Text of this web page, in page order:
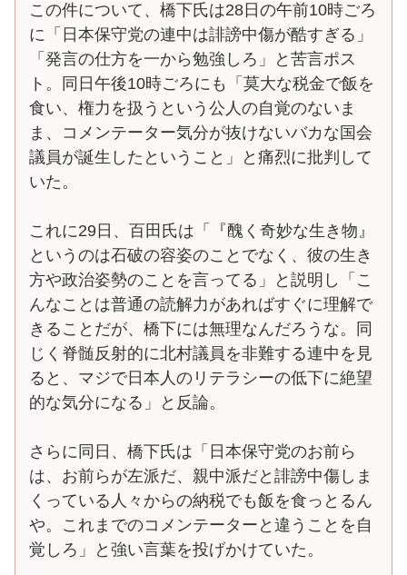
この件について、橋下氏は28日の午前10時ごろ
に「日本保守党の連中は誹謗中傷が酷すぎる」
「発言の仕方を一から勉強しろ」と苦言ポス
ト。同日午後10時ごろにも「莫大な税金で飯を
食い、権力を扱うという公人の自覚のないま
ま、コメンテーター気分が抜けないバカな国会
議員が誕生したということ」と痛烈に批判して
いた。
これに29日、百田氏は「『醜く奇妙な生き物』
というのは石破の容姿のことでなく、彼の生き
方や政治姿勢のことを言ってる」と説明し「こ
んなことは普通の読解力があればすぐに理解で
きることだが、橋下には無理なんだろうな。同
じく脊髄反射的に北村議員を非難する連中を見
ると、マジで日本人のリテラシーの低下に絶望
的な気分になる」と反論。
さらに同日、橋下氏は「日本保守党のお前ら
は、お前らが左派だ、親中派だと誹謗中傷しま
くっている人々からの納税でも飯を食っとるん
や。これまでのコメンテーターと違うことを自
覚しろ」と強い言葉を投げかけていた。